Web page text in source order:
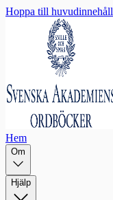
Hoppa till huvudinnehåll
Hem
Om
Hjälp